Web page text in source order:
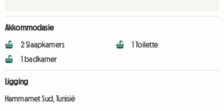
Akkommodasie
2 Slaapkamers
1 badkamer
1 Toilette
Ligging
Hammamet Sud, Tunisië